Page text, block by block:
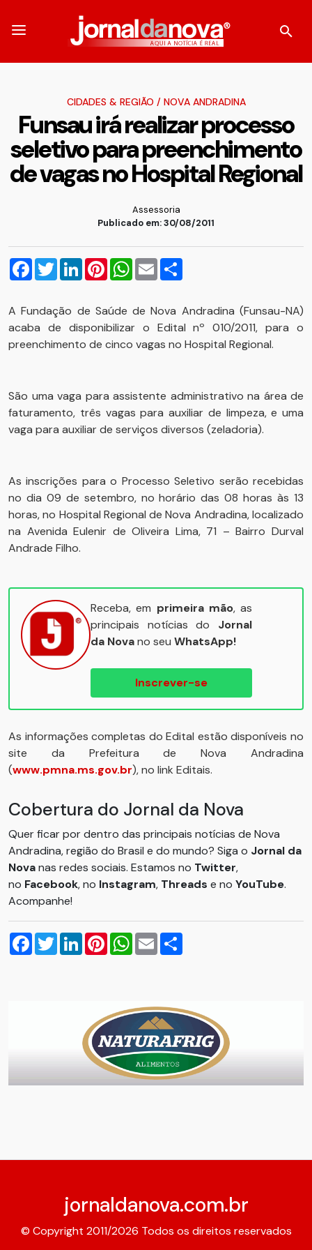
CIDADES & REGIÃO / NOVA ANDRADINA
Funsau irá realizar processo
seletivo para preenchimento
de vagas no Hospital Regional
Assessoria
Publicado em: 30/08/2011
Facebook
TwitterLinkedInPinterestWhatsApp
Email
A Fundação de Saúde de Nova Andradina (Funsau-NA)
acaba de disponibilizar o Edital nº 010/2011, para o
preenchimento de cinco vagas no Hospital Regional.
São uma vaga para assistente administrativo na área de
faturamento, três vagas para auxiliar de limpeza, e uma
vaga para auxiliar de serviços diversos (zeladoria).
As inscrições para o Processo Seletivo serão recebidas
no dia 09 de setembro, no horário das 08 horas às 13
horas, no Hospital Regional de Nova Andradina, localizado
na Avenida Eulenir de Oliveira Lima, 71 – Bairro Durval
Andrade Filho.
Receba, em primeira mão, as
principais notícias do Jornal
da Novano seu WhatsApp!
Inscrever-se
As informações completas do Edital estão disponíveis no
site da Prefeitura de Nova Andradina
(www.pmna.ms.gov.br), no link Editais.
Cobertura do Jornal da Nova
Quer ficar por dentro das principais notícias de Nova
Andradina, região do Brasil e do mundo? Siga o Jornal da
Novanas redes sociais. Estamos no Twitter,
no Facebook, no Instagram, Threads e no YouTube.
Acompanhe!
Facebook
TwitterLinkedInPinterestWhatsApp
Email
jornaldanova.com.br
© Copyright 2011/2026 Todos os direitos reservados